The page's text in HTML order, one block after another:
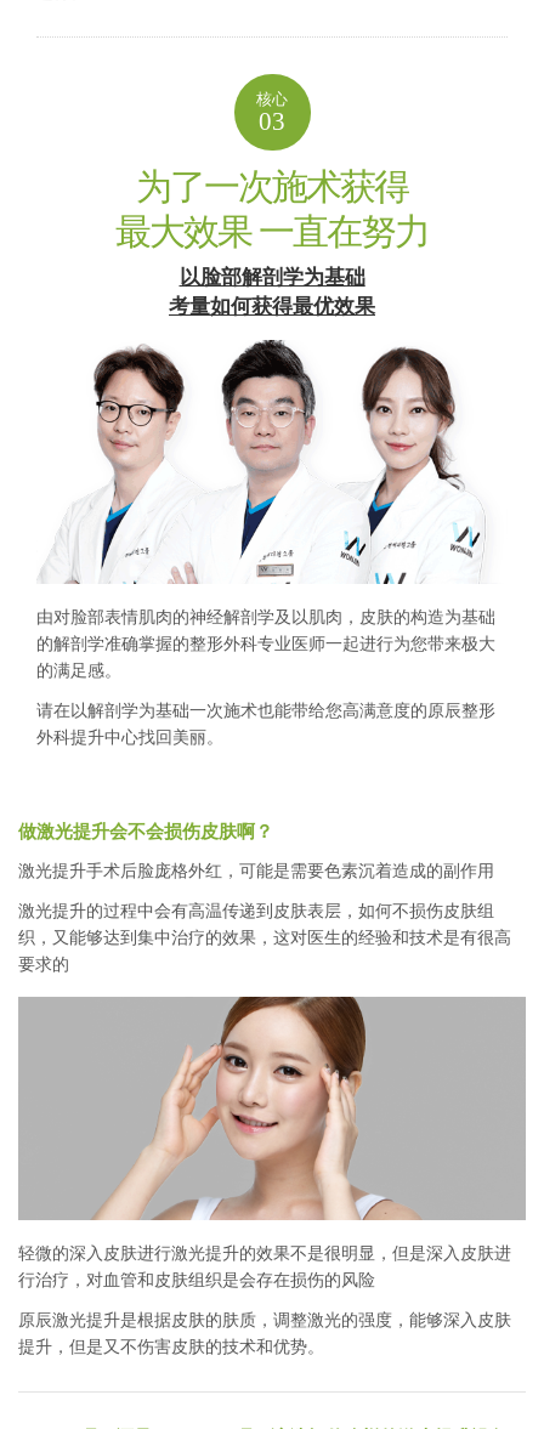
核心
03
为了一次施术获得
最大效果 一直在努力
以脸部解剖学为基础
考量如何获得最优效果
由对脸部表情肌肉的神经解剖学及以肌肉，皮肤的构造为基础
的解剖学准确掌握的整形外科专业医师一起进行为您带来极大
的满足感。
请在以解剖学为基础一次施术也能带给您高满意度的原辰整形
外科提升中心找回美丽。
做激光提升会不会损伤皮肤啊？
激光提升手术后脸庞格外红，可能是需要色素沉着造成的副作用
激光提升的过程中会有高温传递到皮肤表层，如何不损伤皮肤组
织，又能够达到集中治疗的效果，这对医生的经验和技术是有很高
要求的
轻微的深入皮肤进行激光提升的效果不是很明显，但是深入皮肤进
行治疗，对血管和皮肤组织是会存在损伤的风险
原辰激光提升是根据皮肤的肤质，调整激光的强度，能够深入皮肤
提升，但是又不伤害皮肤的技术和优势。